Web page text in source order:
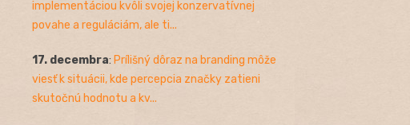
implementáciou kvôli svojej konzervatívnej
povahe a reguláciám, ale ti...
17. decembra: Prílišný dôraz na branding môže
viesť k situácii, kde percepcia značky zatieni
skutočnú hodnotu a kv...